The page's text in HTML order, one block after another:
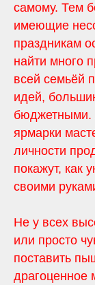
самому. Тем
имеющие
праздникам
найти много
всей семьёй
идей,
бюджетными.
ярмарки
личности
покажут, как
своими
Не у всех
или просто
поставить
драгоценное